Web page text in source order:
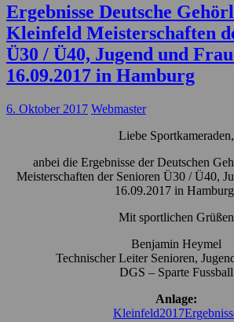
Ergebnisse Deutsche
Kleinfeld Meisterschaften
Ü30 / Ü40, Jugend und
16.09.2017 in Hamburg
6. Oktober 2017 Webmaster
Liebe Sportkameraden,
anbei die Ergebnisse der Deutschen
Meisterschaften der Senioren Ü30 / Ü40,
16.09.2017 in
Mit sportlichen Grüßen
Benjamin Heymel
Technischer Leiter Senioren,
DGS – Sparte Fussball
Anlage: